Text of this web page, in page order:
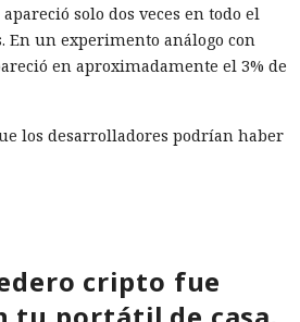
solo dos veces en todo el
En un experimento análogo con
en aproximadamente el 3% de
los desarrolladores podrían haber
sino que lo transforman en
cripto fue